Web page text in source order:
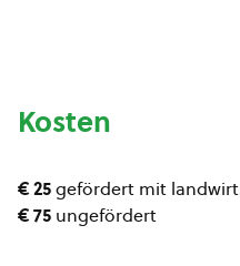
Kosten
€ 25gefördert mit
€ 75 ungefördert